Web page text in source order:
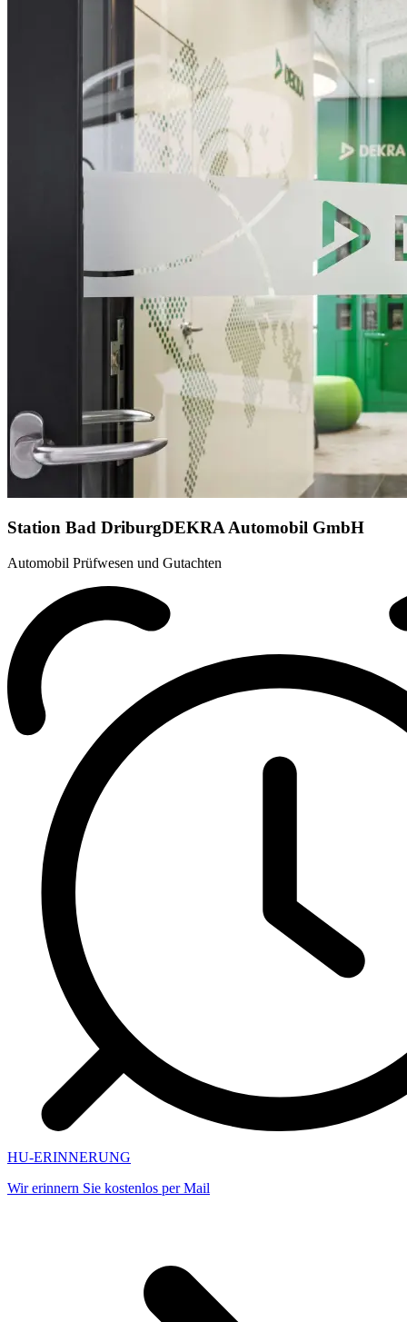
Station Bad DriburgDEKRA Automobil GmbH
Automobil Prüfwesen und Gutachten
HU-ERINNERUNG
Wir erinnern Sie kostenlos per Mail